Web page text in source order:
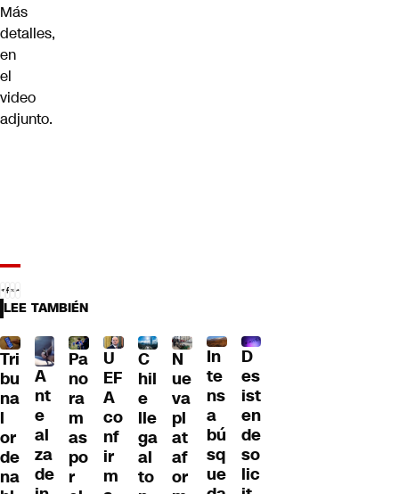
Más
detalles,
en
el
video
adjunto.
LEE TAMBIÉN
Tri
bu
na
l
or
de
na
A
nt
e
al
za
de
Pa
no
ra
m
as
po
r
U
EF
A
co
nf
ir
m
C
hil
e
lle
ga
al
to
N
ue
va
pl
at
af
or
In
te
ns
a
bú
sq
ue
D
es
ist
en
de
so
lic